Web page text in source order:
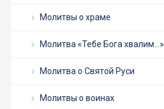
Молитвы о храме
Молитва «Тебе Бога хвалим…»
Молитва о Святой Руси
Молитвы о воинах